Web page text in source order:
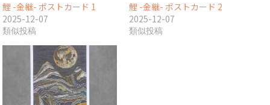
鯉 -金継- ポストカード 1
2025-12-07
類似投稿
鯉 -金継- ポストカード 2
2025-12-07
類似投稿